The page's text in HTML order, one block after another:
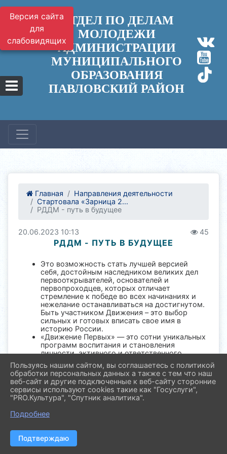
Версия сайта
для
слабовидящих
ОТДЕЛ ПО ДЕЛАМ
МОЛОДЕЖИ
АДМИНИСТРАЦИИ
МУНИЦИПАЛЬНОГО
ОБРАЗОВАНИЯ
ПАВЛОВСКИЙ РАЙОН
Главная
Направления деятельности
Стартовала «Зарница 2...
РДДМ - путь в будущее
20.06.2023 10:13 45
РДДМ - ПУТЬ В БУДУЩЕЕ
Это возможность стать лучшей версией
себя, достойным наследником великих дел
первооткрывателей, основателей и
первопроходцев, которых отличает
стремление к победе во всех начинаниях и
нежелание останавливаться на достигнутом.
Быть участником Движения – это выбор
сильных и готовых вписать свое имя в
историю России.
«Движение Первых» — это сотни уникальных
программ воспитания и становления
личности, активного и ответственного
молодежного сообщества, для которого
важны уважение к традициям и культурам
народов России, историческая
преемственность и сопричастность с
судьбой страны, в которой главной
ценностью была, есть и будет – семья.
общественно-государственного движения
приходите по адресу ул.Ю.Ленинцев 226 или
звоните по телефону 3-29-20
Пользуясь нашим сайтом, вы соглашаетесь с политикой
обработки персональных данных а также с тем что наш
веб-сайт и другие подключенные к веб-сайту сторонние
сервисы используют cookies такие как "Госуслуги",
"PRO.Культура", "Спутник аналитика".
Подробнее
Подтверждаю